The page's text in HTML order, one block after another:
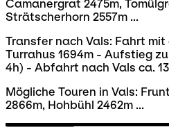
Camanergrat 2475m,
Strätscherhorn 2557m ...
Transfer nach Vals: Fahrt
Turrahus 1694m - Aufstieg
4h) - Abfahrt nach Vals ca.
Mögliche Touren in Vals:
2866m, Hohbühl 2462m ...